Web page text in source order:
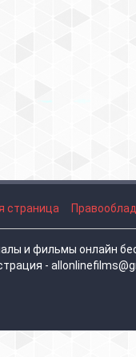
страница
и фильмы онлайн
-